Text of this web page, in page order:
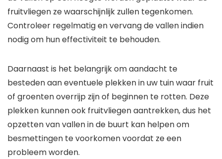
fruitvliegen ze waarschijnlijk zullen tegenkomen.
Controleer regelmatig en vervang de vallen indien
nodig om hun effectiviteit te behouden.
Daarnaast is het belangrijk om aandacht te
besteden aan eventuele plekken in uw tuin waar fruit
of groenten overrijp zijn of beginnen te rotten. Deze
plekken kunnen ook fruitvliegen aantrekken, dus het
opzetten van vallen in de buurt kan helpen om
besmettingen te voorkomen voordat ze een
probleem worden.